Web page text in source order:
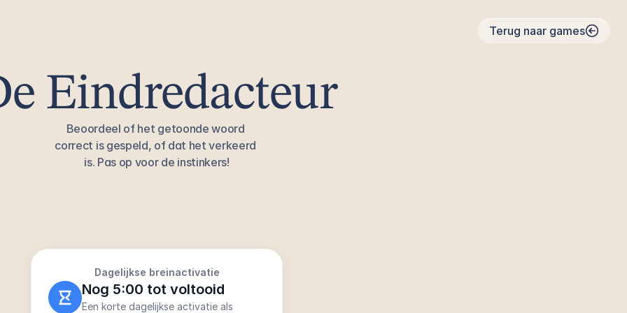
Terug naar games
Eindredacteur
Beoordeel of het getoonde woord
correct is gespeld, of dat het verkeerd
is. Pas op voor de instinkers!
Dagelijkse breinactivatie
Nog 5:00 tot voltooid
Een korte dagelijkse activatie als